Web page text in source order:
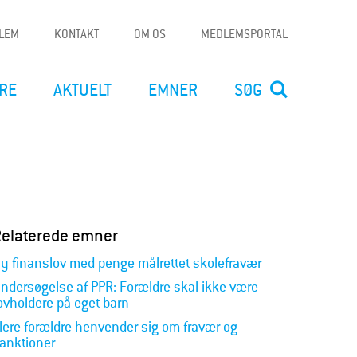
KONTAKT OM OS MEDLEMSPORTAL
AKTUELT EMNER SØG
emner
finanslov med penge målrettet skolefravær
af PPR: Forældre skal ikke være
på eget barn
forældre henvender sig om fravær og